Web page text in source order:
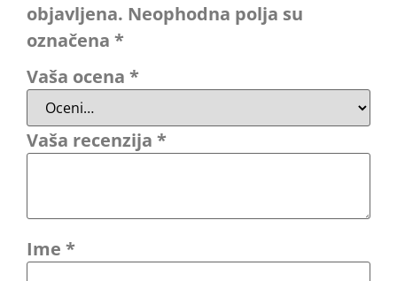
objavljena. Neophodna polja su
označena *
Vaša ocena *
Vaša recenzija *
Ime *